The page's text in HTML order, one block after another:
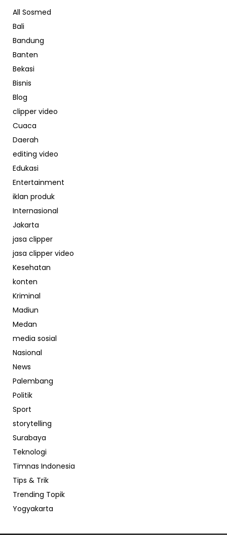
All Sosmed
Bali
Bandung
Banten
Bekasi
Bisnis
Blog
clipper video
Cuaca
Daerah
editing video
Edukasi
Entertainment
iklan produk
Internasional
Jakarta
jasa clipper
jasa clipper video
Kesehatan
konten
Kriminal
Madiun
Medan
media sosial
Nasional
News
Palembang
Politik
Sport
storytelling
Surabaya
Teknologi
Timnas Indonesia
Tips & Trik
Trending Topik
Yogyakarta